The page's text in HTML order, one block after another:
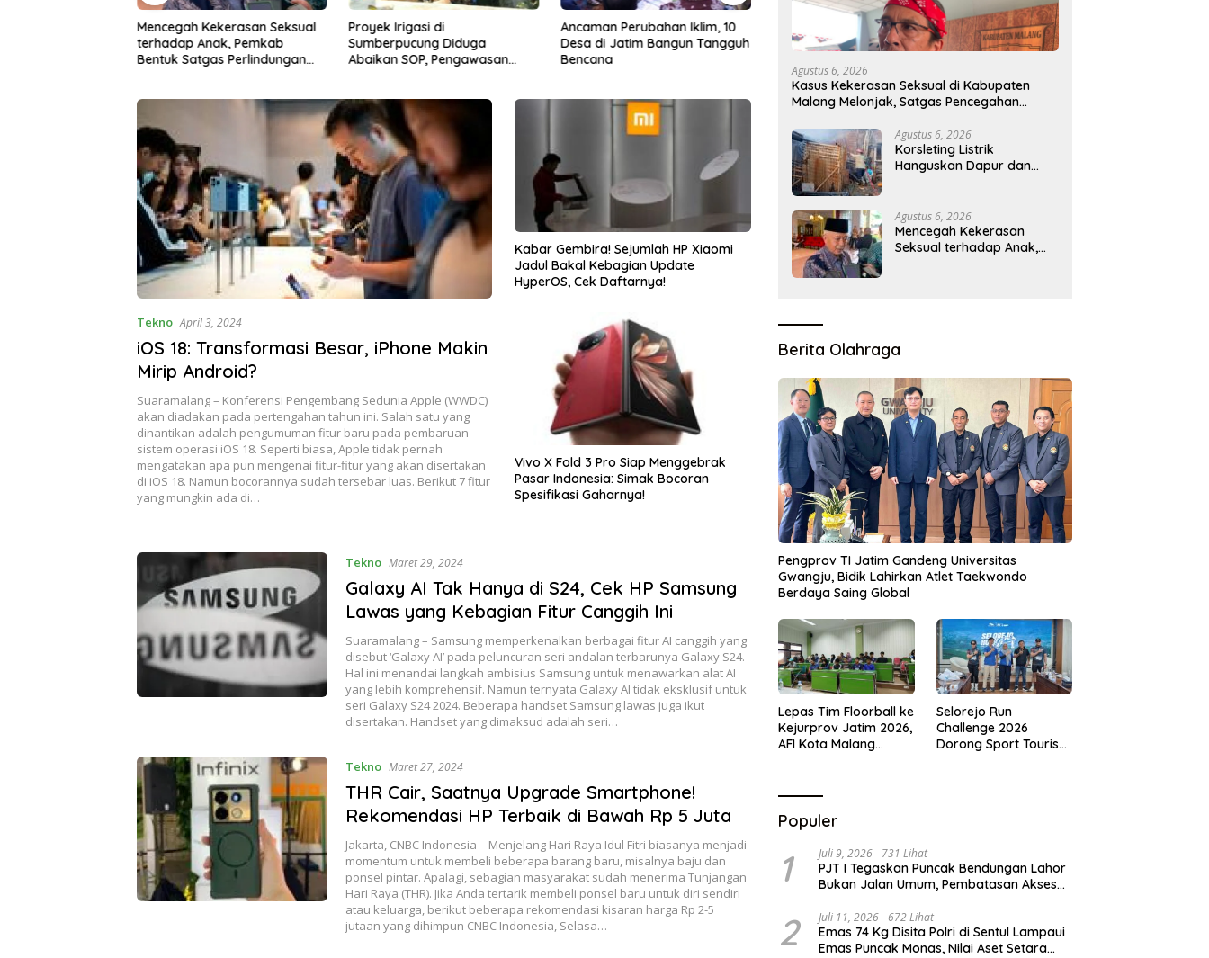
Proyek Irigasi di
Sumberpucung Diduga
Abaikan SOP, Pengawasan
Ancaman Perubahan Iklim, 10
Desa di Jatim Bangun Tangguh
Bencana
Sebanyak 300 Akademisi
Mengikuti ICODES 2026,
Aspikom Jatim Perkuat
LIRA Desak Pemerintah
Kembalikan Program MBG ke
Presiden LIRA Konsolidasi di
Malang, Mendorong Organisasi
Tekno April 3, 2024
iOS 18: Transformasi Besar, iPhone Makin
Mirip Android?
Suaramalang – Konferensi Pengembang Sedunia Apple (WWDC)
akan diadakan pada pertengahan tahun ini. Salah satu yang
dinantikan adalah pengumuman fitur baru pada pembaruan
sistem operasi iOS 18. Seperti biasa, Apple tidak pernah
mengatakan apa pun mengenai fitur-fitur yang akan disertakan
di iOS 18. Namun bocorannya sudah tersebar luas. Berikut 7 fitur
yang mungkin ada di…
Kabar Gembira! Sejumlah HP Xiaomi
Jadul Bakal Kebagian Update
HyperOS, Cek Daftarnya!
Vivo X Fold 3 Pro Siap Menggebrak
Pasar Indonesia: Simak Bocoran
Spesifikasi Gaharnya!
Tekno Maret 29, 2024
Galaxy AI Tak Hanya di S24, Cek HP Samsung
Lawas yang Kebagian Fitur Canggih Ini
Suaramalang – Samsung memperkenalkan berbagai fitur AI canggih yang
disebut ‘Galaxy AI’ pada peluncuran seri andalan terbarunya Galaxy S24.
Hal ini menandai langkah ambisius Samsung untuk menawarkan alat AI
yang lebih komprehensif. Namun ternyata Galaxy AI tidak eksklusif untuk
seri Galaxy S24 2024. Beberapa handset Samsung lawas juga ikut
disertakan. Handset yang dimaksud adalah seri…
Tekno Maret 27, 2024
THR Cair, Saatnya Upgrade Smartphone!
Rekomendasi HP Terbaik di Bawah Rp 5 Juta
Jakarta, CNBC Indonesia – Menjelang Hari Raya Idul Fitri biasanya menjadi
momentum untuk membeli beberapa barang baru, misalnya baju dan
ponsel pintar. Apalagi, sebagian masyarakat sudah menerima Tunjangan
Hari Raya (THR). Jika Anda tertarik membeli ponsel baru untuk diri sendiri
atau keluarga, berikut beberapa rekomendasi kisaran harga Rp 2-5
jutaan yang dihimpun CNBC Indonesia, Selasa…
Agustus 6, 2026
Kasus Kekerasan Seksual di Kabupaten
Malang Melonjak, Satgas Pencegahan
Agustus 6, 2026
Korsleting Listrik
Hanguskan Dapur dan
Agustus 6, 2026
Mencegah Kekerasan
Seksual terhadap Anak,
Berita Olahraga
Pengprov TI Jatim Gandeng Universitas
Gwangju, Bidik Lahirkan Atlet Taekwondo
Berdaya Saing Global
Lepas Tim Floorball ke
Kejurprov Jatim 2026,
AFI Kota Malang
Selorejo Run
Challenge 2026
Dorong Sport Tourism
Populer
1 Juli 9, 2026 731 Lihat
PJT I Tegaskan Puncak Bendungan Lahor
Bukan Jalan Umum, Pembatasan Akses
2 Juli 11, 2026 672 Lihat
Emas 74 Kg Disita Polri di Sentul Lampaui
Emas Puncak Monas, Nilai Aset Setara